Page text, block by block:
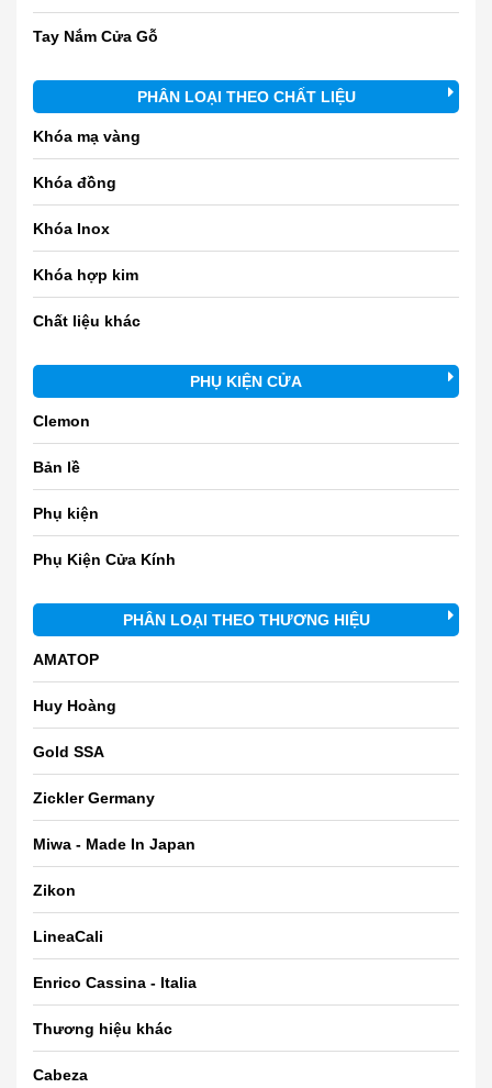
Tay Nắm Cửa Gỗ
PHÂN LOẠI THEO CHẤT LIỆU
Khóa mạ vàng
Khóa đồng
Khóa Inox
Khóa hợp kim
Chất liệu khác
PHỤ KIỆN CỬA
Clemon
Bản lề
Phụ kiện
Phụ Kiện Cửa Kính
PHÂN LOẠI THEO THƯƠNG HIỆU
AMATOP
Huy Hoàng
Gold SSA
Zickler Germany
Miwa - Made In Japan
Zikon
LineaCali
Enrico Cassina - Italia
Thương hiệu khác
Cabeza